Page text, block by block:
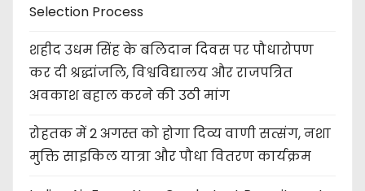
Selection Process
शहीद उधम सिंह के बलिदान दिवस पर पौधारोपण
कर दी श्रद्धांजलि, विश्वविद्यालय और राजपत्रित
अवकाश बहाल करने की उठी मांग
रोहतक में 2 अगस्त को होगा दिव्य वाणी सत्संग, नशा
मुक्ति साइकिल यात्रा और पौधा वितरण कार्यक्रम